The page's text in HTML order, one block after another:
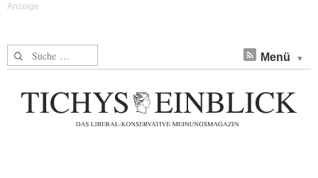
Suche nach: Menü